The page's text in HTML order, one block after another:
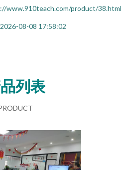
www.910teach.com/product/38.html
08-08 17:58:02
列表